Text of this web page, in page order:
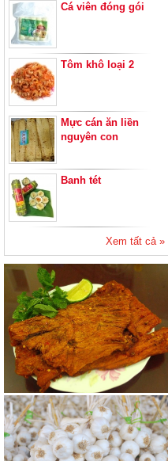
Cá viên đóng gói
Tôm khô loại 2
Mực cán ăn liền
nguyên con
Banh tét
Xem tất cả »